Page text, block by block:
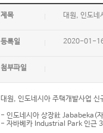
제목 대원, 인도네
등록일 2020-01-
첨부파일
대원, 인도네시아 주택개발사업 신
- 인도네시아 상장社 Jababeka(
- 자바베카 Industrial Park 인근